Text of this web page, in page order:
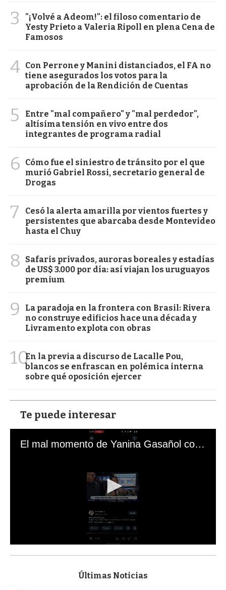
3
"¡Volvé a Adeom!": el filoso comentario de
Yesty Prieto a Valeria Ripoll en plena Cena de
Famosos
4 Con Perrone y Manini distanciados, el FA no
tiene asegurados los votos para la
aprobación de la Rendición de Cuentas
5
Entre "mal compañero" y "mal perdedor",
altísima tensión en vivo entre dos
integrantes de programa radial
6
Cómo fue el siniestro de tránsito por el que
murió Gabriel Rossi, secretario general de
Drogas
7
Cesó la alerta amarilla por vientos fuertes y
persistentes que abarcaba desde Montevideo
hasta el Chuy
8
Safaris privados, auroras boreales y estadías
de US$ 3.000 por día: así viajan los uruguayos
premium
9
La paradoja en la frontera con Brasil: Rivera
no construye edificios hace una década y
Livramento explota con obras
10En la previa a discurso de Lacalle Pou,
blancos se enfrascan en polémica interna
sobre qué oposición ejercer
Te puede interesar
El mal momento de Yanina Gasañol con un hincha argentino en "Subrayado"
s
Últimas Noticias